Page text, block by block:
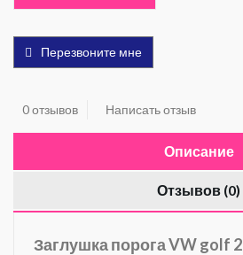
Перезвоните мне
0 отзывов Написать отзыв
Описание
Отзывов (0)
Заглушка порога VW golf 2